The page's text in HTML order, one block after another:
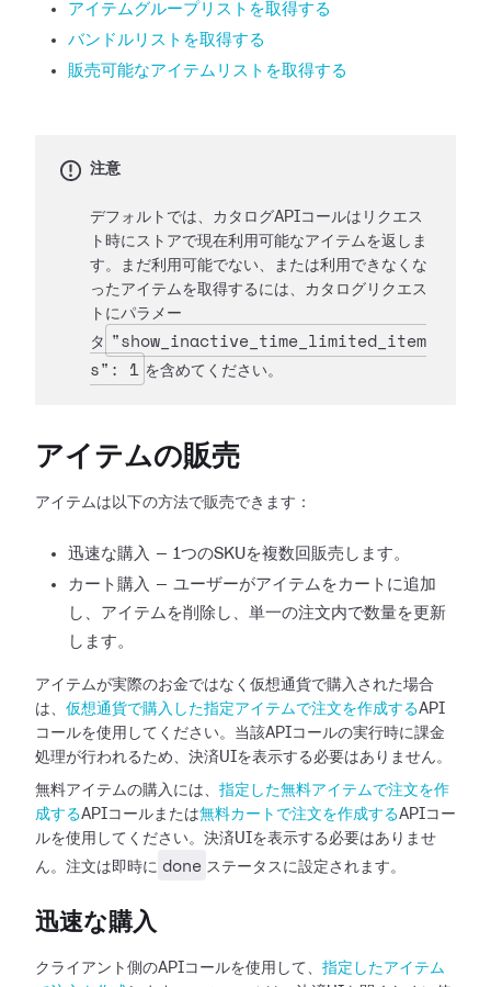
アイテムグループリストを取得する
バンドルリストを取得する
販売可能なアイテムリストを取得する
注意
デフォルトでは、カタログAPIコールはリクエス
ト時にストアで現在利用可能なアイテムを返しま
す。まだ利用可能でない、または利用できなくな
ったアイテムを取得するには、カタログリクエス
トにパラメー
タ
"show_inactive_time_limited_item
s": 1 を含めてください。
アイテムの販売
アイテムは以下の方法で販売できます：
迅速な購入 — 1つのSKUを複数回販売します。
カート購入 — ユーザーがアイテムをカートに追加
し、アイテムを削除し、単一の注文内で数量を更新
します。
アイテムが実際のお金ではなく仮想通貨で購入された場合
は、 仮想通貨で購入した指定アイテムで注文を作成するAPI
コールを使用してください。当該APIコールの実行時に課金
処理が行われるため、決済UIを表示する必要はありません。
無料アイテムの購入には、 指定した無料アイテムで注文を作
成するAPIコールまたは無料カートで注文を作成するAPIコー
ルを使用してください。決済UIを表示する必要はありませ
ん。注文は即時に done ステータスに設定されます。
迅速な購入
クライアント側のAPIコールを使用して、 指定したアイテム